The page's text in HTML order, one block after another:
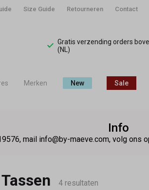
Size Guide Retourneren Contact
Gratis verzending orders
(NL)
Merken New Sale
Info
mail info@by-maeve.com, volg ons
4 resultaten